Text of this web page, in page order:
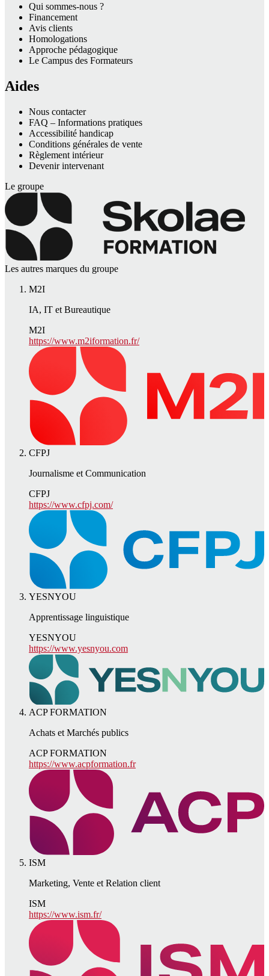
Qui sommes-nous ?
Financement
Avis clients
Homologations
Approche pédagogique
Le Campus des Formateurs
Aides
Nous contacter
FAQ – Informations pratiques
Accessibilité handicap
Conditions générales de vente
Règlement intérieur
Devenir intervenant
Le groupe
Les autres marques du groupe
M2I
IA, IT et Bureautique
M2I
https://www.m2iformation.fr/
CFPJ
Journalisme et Communication
CFPJ
https://www.cfpj.com/
YESNYOU
Apprentissage linguistique
YESNYOU
https://www.yesnyou.com
ACP FORMATION
Achats et Marchés publics
ACP FORMATION
https://www.acpformation.fr
ISM
Marketing, Vente et Relation client
ISM
https://www.ism.fr/